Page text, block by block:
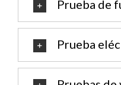
Prueba de
Prueba